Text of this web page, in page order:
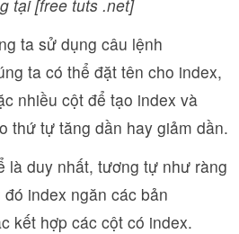
tại [free tuts .net]
ta sử dụng câu lệnh
ta có thể đặt tên cho index,
nhiều cột để tạo index và
thứ tự tăng dần hay giảm dần.
là duy nhất, tương tự như ràng
đó index ngăn các bản
kết hợp các cột có index.